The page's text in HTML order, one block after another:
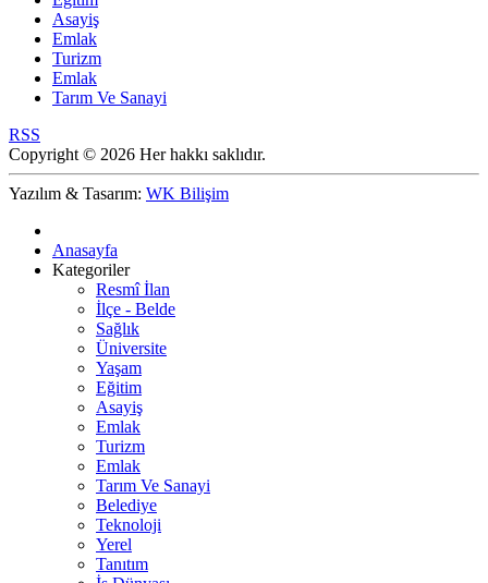
Asayiş
Emlak
Turizm
Emlak
Tarım Ve Sanayi
RSS
Copyright © 2026 Her hakkı saklıdır.
Yazılım & Tasarım: WK Bilişim
Anasayfa
Kategoriler
Resmî İlan
İlçe - Belde
Sağlık
Üniversite
Yaşam
Eğitim
Asayiş
Emlak
Turizm
Emlak
Tarım Ve Sanayi
Belediye
Teknoloji
Yerel
Tanıtım